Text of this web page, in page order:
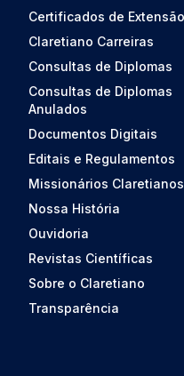
Certificados de Extensão
Claretiano Carreiras
Consultas de Diplomas
Consultas de Diplomas
Anulados
Documentos Digitais
Editais e Regulamentos
Missionários Claretianos
Nossa História
Ouvidoria
Revistas Científicas
Sobre o Claretiano
Transparência